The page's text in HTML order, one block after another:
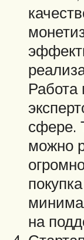
Работа
сфере.
можно
на